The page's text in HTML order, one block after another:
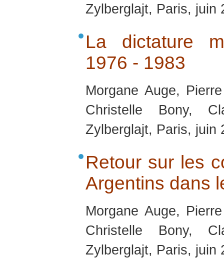
Zylberglajt, Paris, juin
La dictature
1976 - 1983
Morgane Auge,
Christelle Bony,
Zylberglajt, Paris, juin
Retour sur les
Argentins dans
Morgane Auge,
Christelle Bony,
Zylberglajt, Paris, juin